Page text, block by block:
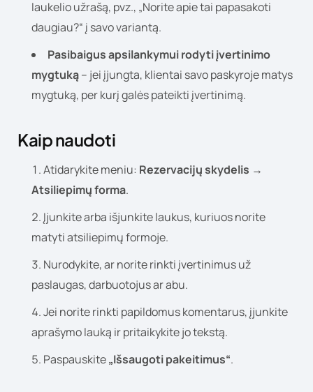
laukelio užrašą, pvz., „Norite apie tai papasakoti
daugiau?“ į savo variantą.
Pasibaigus apsilankymui rodyti įvertinimo
mygtuką– jei įjungta, klientai savo paskyroje matys
mygtuką, per kurį galės pateikti įvertinimą.
Kaip naudoti
Atidarykite meniu: Rezervacijų skydelis →
Atsiliepimų forma.
Įjunkite arba išjunkite laukus, kuriuos norite
matyti atsiliepimų formoje.
Nurodykite, ar norite rinkti įvertinimus už
paslaugas, darbuotojus ar abu.
Jei norite rinkti papildomus komentarus, įjunkite
aprašymo lauką ir pritaikykite jo tekstą.
Paspauskite„Išsaugoti pakeitimus“.